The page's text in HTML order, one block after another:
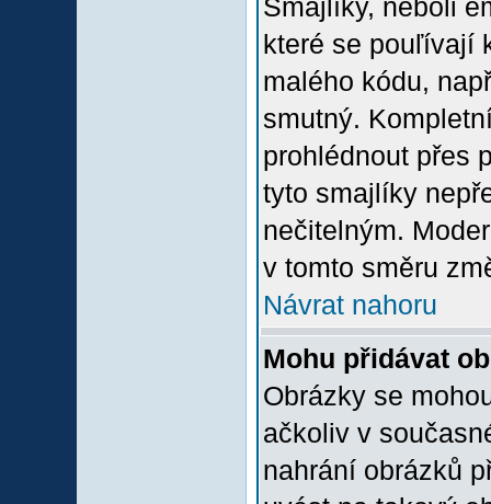
Smajlíky, neboli
které se pouľívají
malého kódu,
smutný.
prohlédnout přes
tyto smajlíky
nečitelným.
v tomto směru
Návrat nahoru
Mohu přidávat
Obrázky se
ačkoliv v
nahrání obrázků